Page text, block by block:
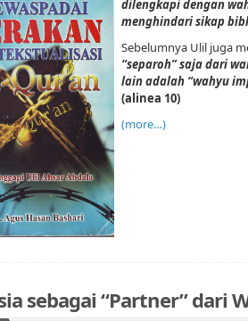
dilengkapi dengan
menghindari sikap
Sebelumnya Ulil juga
“separoh” saja dari
lain adalah “wahyu
(alinea 10)
(more…)
sebagai “Partner” dari